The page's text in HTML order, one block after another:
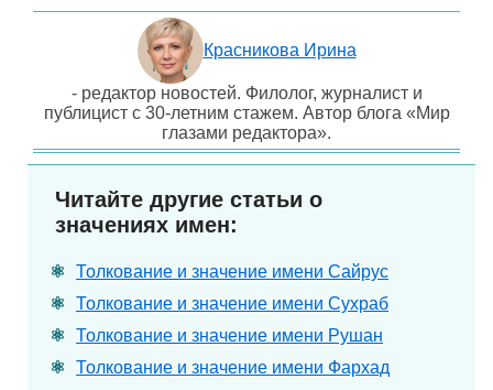
Красникова Ирина
- редактор новостей. Филолог, журналист и
публицист с 30-летним стажем. Автор блога «Мир
глазами редактора».
Читайте другие статьи о
значениях имен:
Толкование и значение имени Сайрус
Толкование и значение имени Сухраб
Толкование и значение имени Рушан
Толкование и значение имени Фархад